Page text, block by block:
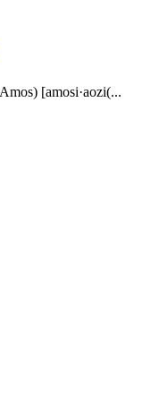
[amosi·aozi(...